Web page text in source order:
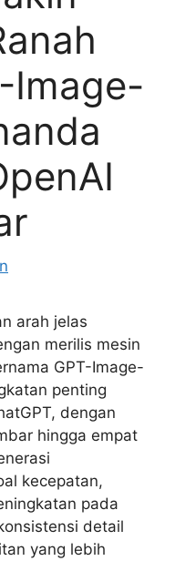
Image-
arah jelas
merilis mesin
GPT-Image-
penting
dengan
hingga empat
kecepatan,
pada
detail
yang lebih